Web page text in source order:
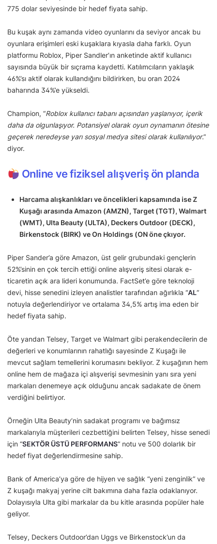
775 dolar seviyesinde bir hedef fiyata sahip.
Bu kuşak aynı zamanda video oyunlarını da seviyor ancak bu
oyunlara erişimleri eski kuşaklara kıyasla daha farklı. Oyun
platformu Roblox, Piper Sandler’ın anketinde aktif kullanıcı
sayısında büyük bir sıçrama kaydetti. Katılımcıların yaklaşık
46%’sı aktif olarak kullandığını bildirirken, bu oran 2024
baharında 34%’e yükseldi.
Champion, “Roblox kullanıcı tabanı açısından yaşlanıyor, içerik
daha da olgunlaşıyor. Potansiyel olarak oyun oynamanın ötesine
geçerek neredeyse yarı sosyal medya sitesi olarak kullanılıyor.”
diyor.
Online ve fiziksel alışveriş ön planda
Harcama alışkanlıkları ve öncelikleri kapsamında ise Z
Kuşağı arasında Amazon (AMZN), Target (TGT), Walmart
(WMT), Ulta Beauty (ULTA), Deckers Outdoor (DECK),
Birkenstock (BIRK) ve On Holdings (ON öne çkıyor.
Piper Sander’a göre Amazon, üst gelir grubundaki gençlerin
52%’sinin en çok tercih ettiği online alışveriş sitesi olarak e-
ticaretin açık ara lideri konumunda. FactSet’e göre teknoloji
devi, hisse senedini izleyen analistler tarafından ağırlıkla “AL”
notuyla değerlendiriyor ve ortalama 34,5% artış ima eden bir
hedef fiyata sahip.
Öte yandan Telsey, Target ve Walmart gibi perakendecilerin de
değerleri ve konumlarının rahatlığı sayesinde Z Kuşağı ile
mevcut sağlam temellerini korumasını bekliyor. Z kuşağının hem
online hem de mağaza içi alışverişi sevmesinin yanı sıra yeni
markaları denemeye açık olduğunu ancak sadakate de önem
verdiğini belirtiyor.
Örneğin Ulta Beauty’nin sadakat programı ve bağımsız
markalarıyla müşterileri cezbettiğini belirten Telsey, hisse senedi
için “SEKTÖR ÜSTÜ PERFORMANS” notu ve 500 dolarlık bir
hedef fiyat değerlendirmesine sahip.
Bank of America’ya göre de hijyen ve sağlık “yeni zenginlik” ve
Z kuşağı makyaj yerine cilt bakımına daha fazla odaklanıyor.
Dolayısıyla Ulta gibi markalar da bu kitle arasında popüler hale
geliyor.
Telsey, Deckers Outdoor’dan Uggs ve Birkenstock’un da